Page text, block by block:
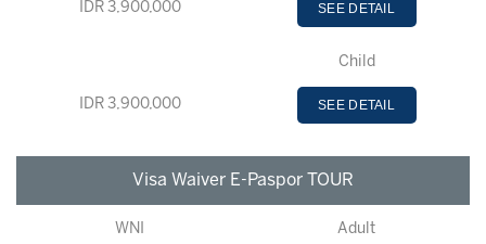
IDR 3,900,000 SEE DETAIL
Child
IDR 3,900,000 SEE DETAIL
Visa Waiver E-Paspor TOUR
WNI Adult